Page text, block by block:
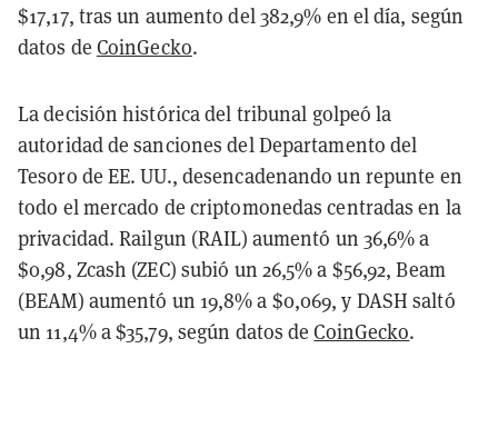
$17,17, tras un aumento del 382,9% en el día, según
datos de CoinGecko.
La decisión histórica del tribunal golpeó la
autoridad de sanciones del Departamento del
Tesoro de EE. UU., desencadenando un repunte en
todo el mercado de criptomonedas centradas en la
privacidad. Railgun (RAIL) aumentó un 36,6% a
$0,98, Zcash (ZEC) subió un 26,5% a $56,92, Beam
(BEAM) aumentó un 19,8% a $0,069, y DASH saltó
un 11,4% a $35,79, según datos deCoinGecko.